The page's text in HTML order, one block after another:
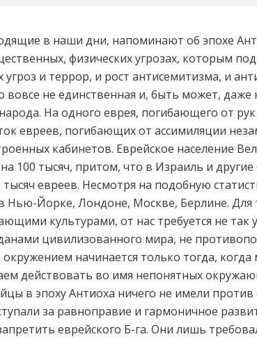
в наши дни, напоминают об эпохе
физических угрозах, которым
и террор, и рост антисемитизма, и
вовсе не единственная и, быть может, даже
На одного еврея, погибающего от рук
евреев, погибающих от ассимиляции
кабинетов. Еврейское население
100 тысяч, притом, что в Израиль и
евреев. Несмотря на подобную
Нью-Йорке, Лондоне, Москве, Берлине. Для
культурами, от нас требуется не так
цивилизованного мира, не
начинается только тогда,
действовать во имя непонятных
в эпоху Антиоха ничего не имели
за равноправие и гармоничное
еврейского Б-га. Они лишь